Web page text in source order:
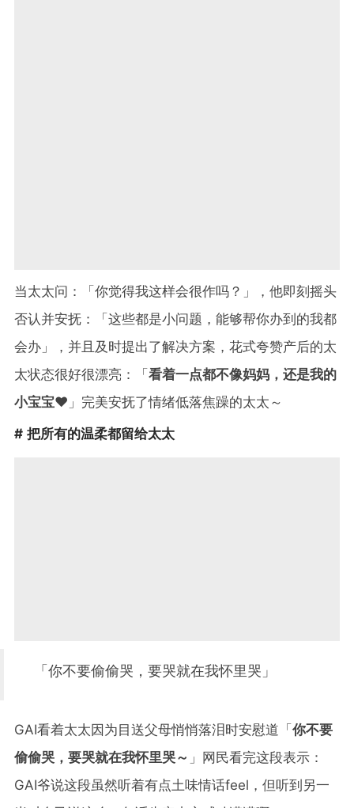
当太太问：「你觉得我这样会很作吗？」，他即刻摇头
否认并安抚：「这些都是小问题，能够帮你办到的我都
会办」，并且及时提出了解决方案，花式夸赞产后的太
太状态很好很漂亮：「看着一点都不像妈妈，还是我的
小宝宝❤️」完美安抚了情绪低落焦躁的太太～
# 把所有的温柔都留给太太
「你不要偷偷哭，要哭就在我怀里哭」
GAI看着太太因为目送父母悄悄落泪时安慰道「你不要
偷偷哭，要哭就在我怀里哭～ 」网民看完这段表示：
GAI爷说这段虽然听着有点土味情话feel，但听到另一